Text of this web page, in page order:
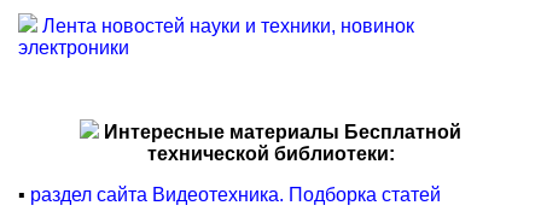
Лента новостей науки и техники, новинок
электроники
Интересные материалы Бесплатной
технической библиотеки:
▪ раздел сайта Видеотехника. Подборка статей